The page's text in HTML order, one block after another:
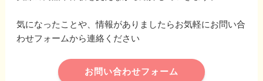
気になったことや、情報がありましたらお気軽にお問い合
わせフォームから連絡ください
お問い合わせフォーム